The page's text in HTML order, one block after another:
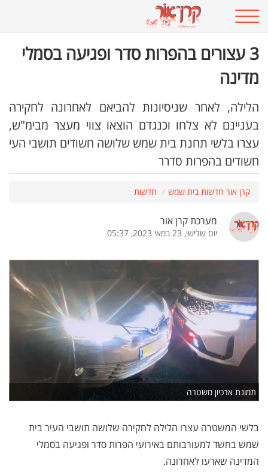
3 עצורים בהפרות סדר ופגיעה בסמלי
מדינה
הלילה, לאחר שניסיונות להביאם לאחרונה לחקירה
בעניינם לא צלחו וכנגדם הוצאו צווי מעצר מבימ"ש,
עצרו בלשי תחנת בית שמש שלושה חשודים תושבי העי
חשודים בהפרות סדרר
קרן אור חדשות בית שמש חדשות
מערכת קרן אור
יום שלישי, 23 במאי 2023, 05:37
תמונת ארכיון משטרה
בלשי המשטרה עצרו הלילה לחקירה שלושה תושבי העיר בית
שמש בחשד למעורבותם באירועי הפרות סדר ופגיעה בסמלי
המדינה שארעו לאחרונה.